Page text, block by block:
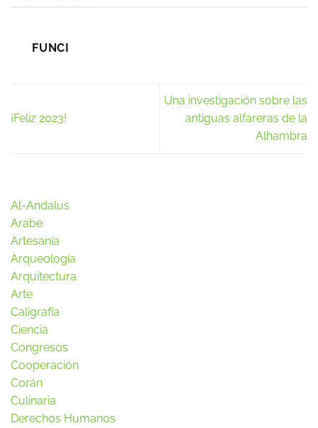
FUNCI
¡Feliz 2023!
Una investigación sobre las
antiguas alfareras de la
Alhambra
Al-Andalus
Arabe
Artesanía
Arqueología
Arquitectura
Arte
Caligrafía
Ciencia
Congresos
Cooperación
Corán
Culinaria
Derechos Humanos